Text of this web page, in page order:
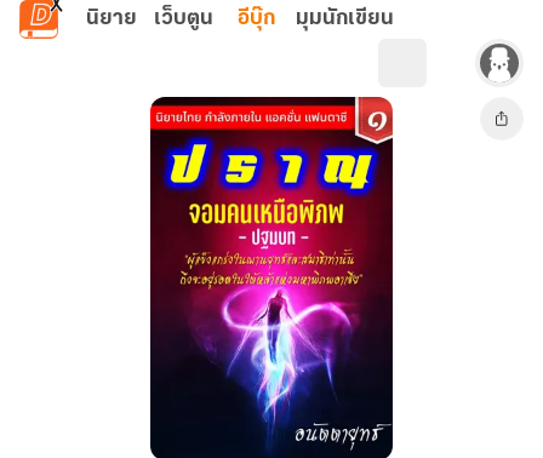
ข้ามไปยังเนื้อหาหลัก
นิยาย เว็บตูน อีบุ๊ก มุมนักเขียน